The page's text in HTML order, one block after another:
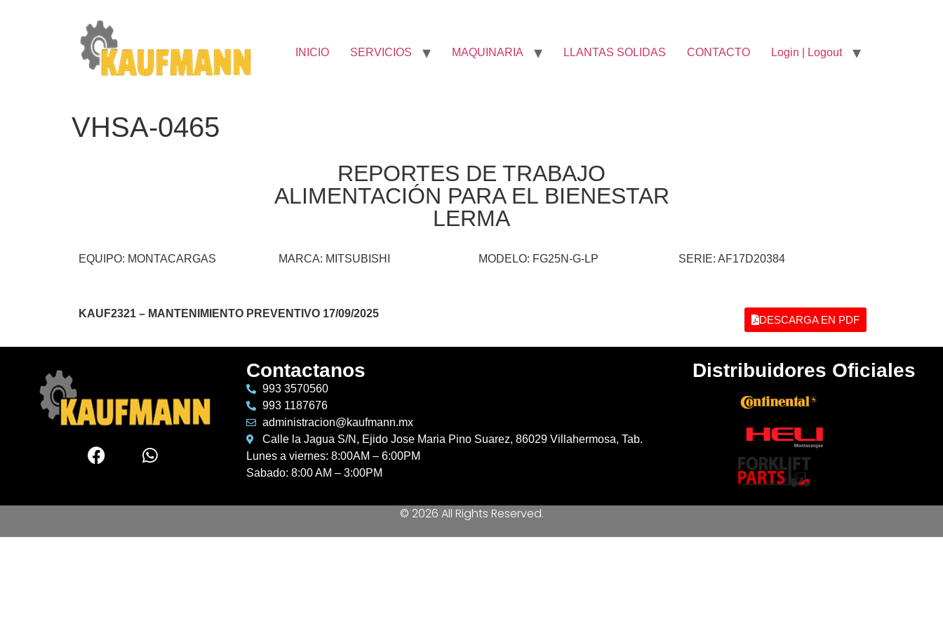
INICIO SERVICIOS MAQUINARIA LLANTAS SOLIDAS CONTACTO Login | Logout
VHSA-0465
REPORTES DE TRABAJO
ALIMENTACIÓN PARA EL BIENESTAR
LERMA
EQUIPO: MONTACARGAS MARCA: MITSUBISHI MODELO: FG25N-G-LP SERIE: AF17D20384
KAUF2321 – MANTENIMIENTO PREVENTIVO 17/09/2025
DESCARGA EN PDF
Contactanos
993 3570560
993 1187676
administracion@kaufmann.mx
Calle la Jagua S/N, Ejido Jose Maria Pino Suarez, 86029 Villahermosa, Tab.
Lunes a viernes: 8:00AM – 6:00PM
Sabado: 8:00 AM – 3:00PM
Distribuidores Oficiales
© 2026 All Rights Reserved.